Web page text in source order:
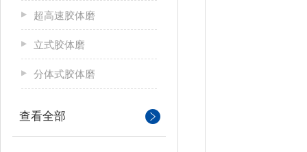
超高速胶体磨
立式胶体磨
分体式胶体磨
查看全部